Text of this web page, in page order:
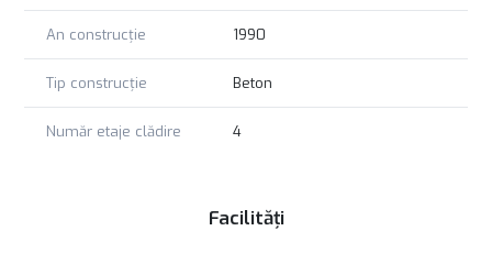
An construcție 1990
Tip construcție Beton
Număr etaje clădire 4
Facilități